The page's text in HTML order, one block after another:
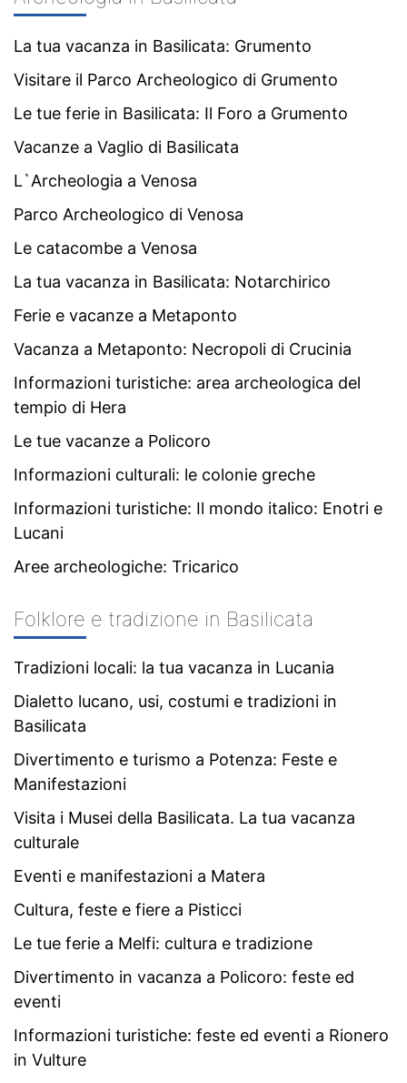
La tua vacanza in Basilicata: Grumento
Visitare il Parco Archeologico di Grumento
Le tue ferie in Basilicata: Il Foro a Grumento
Vacanze a Vaglio di Basilicata
L`Archeologia a Venosa
Parco Archeologico di Venosa
Le catacombe a Venosa
La tua vacanza in Basilicata: Notarchirico
Ferie e vacanze a Metaponto
Vacanza a Metaponto: Necropoli di Crucinia
Informazioni turistiche: area archeologica del
tempio di Hera
Le tue vacanze a Policoro
Informazioni culturali: le colonie greche
Informazioni turistiche: Il mondo italico: Enotri e
Lucani
Aree archeologiche: Tricarico
Folklore e tradizione in Basilicata
Tradizioni locali: la tua vacanza in Lucania
Dialetto lucano, usi, costumi e tradizioni in
Basilicata
Divertimento e turismo a Potenza: Feste e
Manifestazioni
Visita i Musei della Basilicata. La tua vacanza
culturale
Eventi e manifestazioni a Matera
Cultura, feste e fiere a Pisticci
Le tue ferie a Melfi: cultura e tradizione
Divertimento in vacanza a Policoro: feste ed
eventi
Informazioni turistiche: feste ed eventi a Rionero
in Vulture